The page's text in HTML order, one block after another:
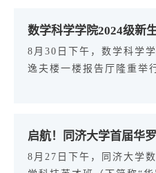
分，首先进行荣休仪式。
位老师光荣退休。学院党
向到场的黄自萍、梁进两
数学科学学院2024级新
8月30日下午，数学科学
逸夫楼一楼报告厅隆重举
班主任代表、年级辅导
表学院向2024级本研新
出，数学是一个很严谨的
8月27日下午，同济大学